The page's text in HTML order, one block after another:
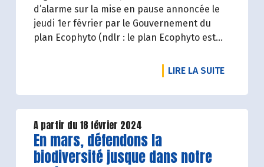
d’alarme sur la mise en pause annoncée le
jeudi 1er février par le Gouvernement du
plan Ecophyto (ndlr : le plan Ecophyto est
réduction d'usage, agricole et non agricole,
LIRE LA SUITEDE
A partir du 18 février 2024
Lire la suite de l'article
En mars, défendons la
biodiversité jusque dans notre